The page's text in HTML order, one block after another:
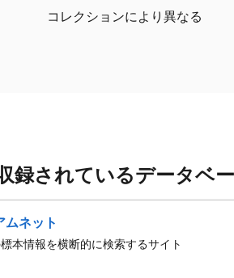
コレクションにより異なる
録されているデータベ
ムネット
本情報を横断的に検索するサイト